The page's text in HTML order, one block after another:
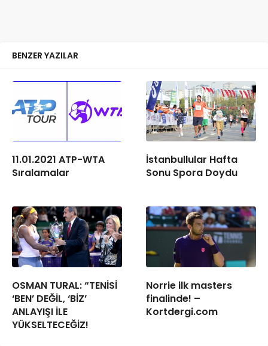
BENZER YAZILAR
11.01.2021 ATP-WTA
Sıralamalar
İstanbullular Hafta
Sonu Spora Doydu
OSMAN TURAL: “TENİSİ
‘BEN’ DEĞİL, ‘BİZ’
ANLAYIŞI İLE
YÜKSELTECEĞİZ!
Norrie ilk masters
finalinde! –
Kortdergi.com